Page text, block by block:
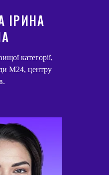
ІРИНА
категорії,
М24, центру